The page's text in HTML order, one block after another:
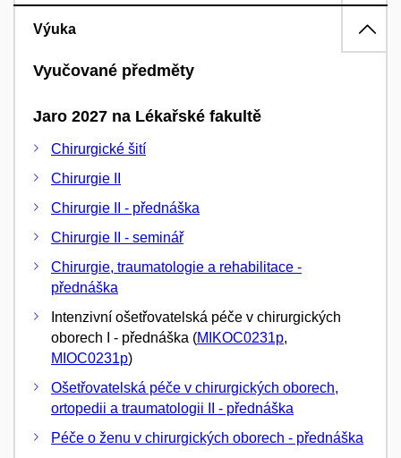
Výuka
Vyučované předměty
Jaro 2027 na Lékařské fakultě
Chirurgické šití
Chirurgie II
Chirurgie II - přednáška
Chirurgie II - seminář
Chirurgie, traumatologie a rehabilitace -
přednáška
Intenzivní ošetřovatelská péče v chirurgických
oborech I - přednáška (MIKOC0231p,
MIOC0231p)
Ošetřovatelská péče v chirurgických oborech,
ortopedii a traumatologii II - přednáška
Péče o ženu v chirurgických oborech - přednáška